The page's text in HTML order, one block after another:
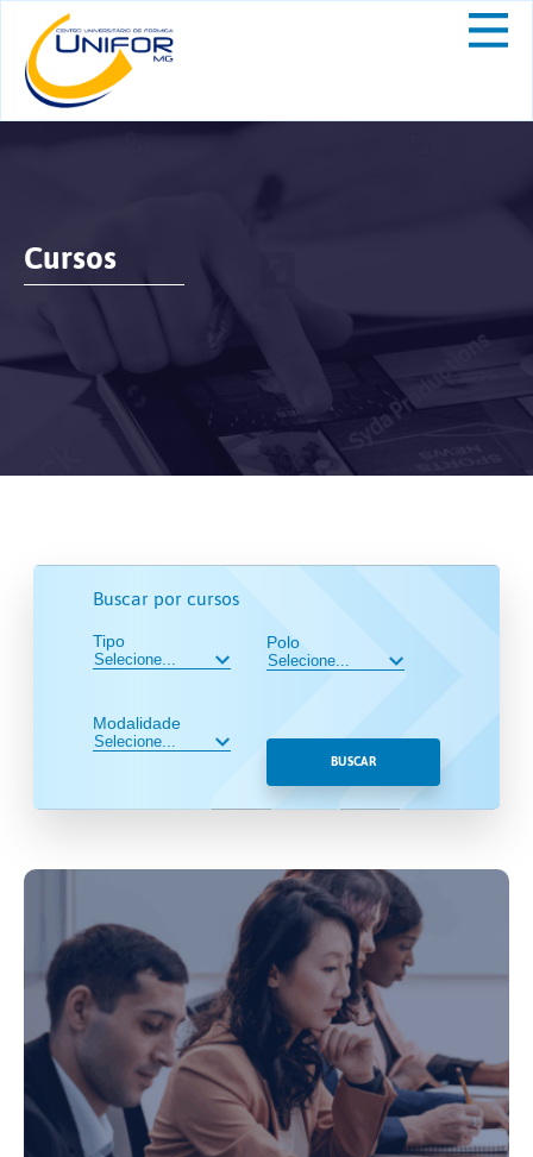
Cursos
Buscar por cursos
Tipo
Modalidade
Polo
BUSCAR